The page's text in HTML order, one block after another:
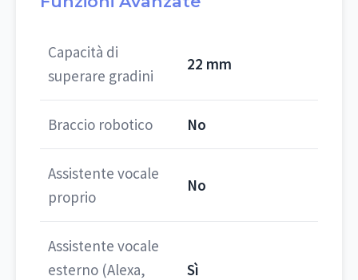
Capacità di
superare gradini
22 mm
Braccio robotico No
Assistente vocale
proprio
No
Assistente vocale
esterno (Alexa,
Sì